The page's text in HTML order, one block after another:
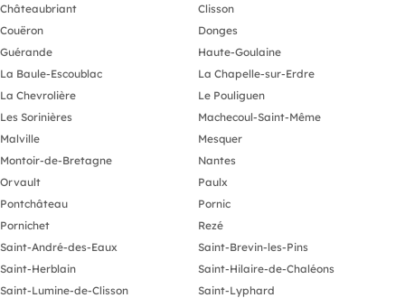
Châteaubriant
Clisson
Couëron
Donges
Guérande
Haute-Goulaine
La Baule-Escoublac
La Chapelle-sur-Erdre
La Chevrolière
Le Pouliguen
Les Sorinières
Machecoul-Saint-Même
Malville
Mesquer
Montoir-de-Bretagne
Nantes
Orvault
Paulx
Pontchâteau
Pornic
Pornichet
Rezé
Saint-André-des-Eaux
Saint-Brevin-les-Pins
Saint-Herblain
Saint-Hilaire-de-Chaléons
Saint-Lumine-de-Clisson
Saint-Lyphard